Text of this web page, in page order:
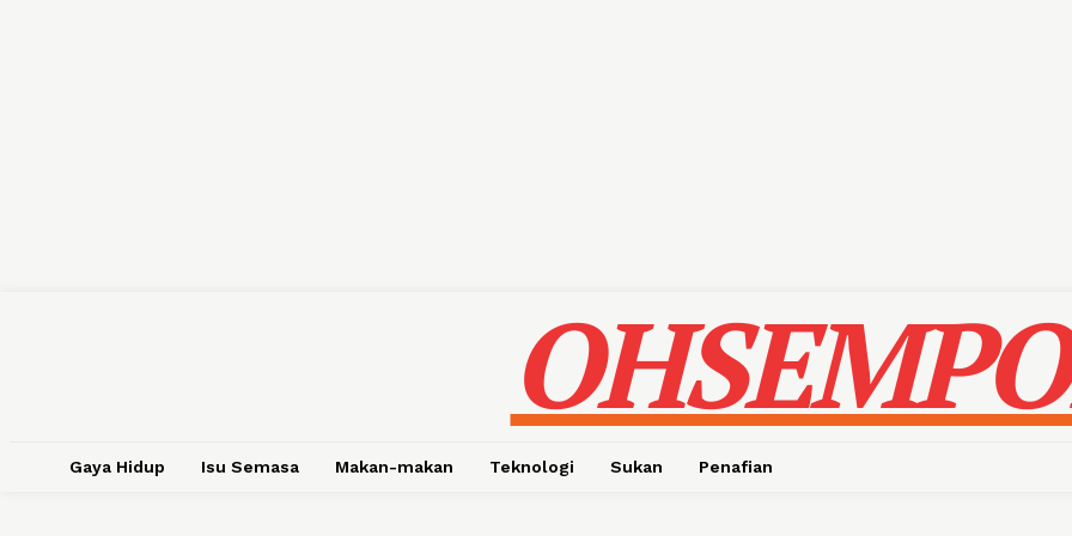
Gaya Hidup Isu Semasa Makan-makan Teknologi Sukan Penafian